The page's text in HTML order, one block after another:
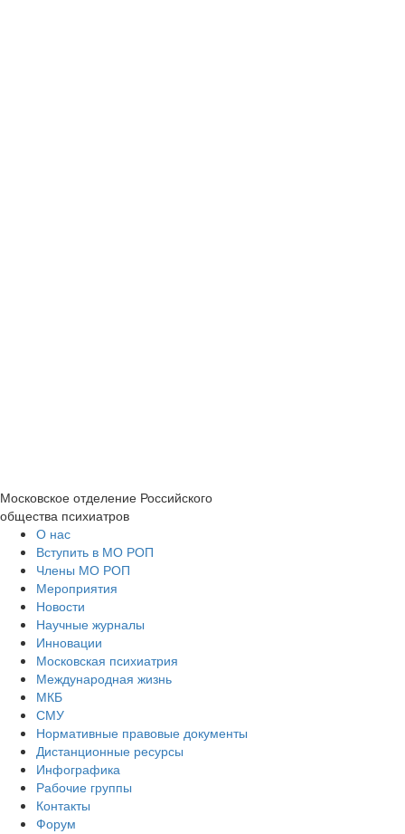
Московское отделение Российского
общества психиатров
О нас
Вступить в МО РОП
Члены МО РОП
Мероприятия
Новости
Научные журналы
Инновации
Московская психиатрия
Международная жизнь
МКБ
СМУ
Нормативные правовые документы
Дистанционные ресурсы
Инфографика
Рабочие группы
Контакты
Форум